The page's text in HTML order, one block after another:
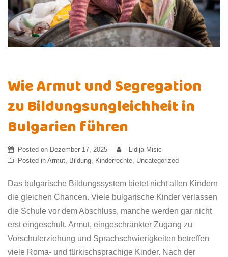
Wie Armut und Segregation
zu Bildungsungleichheit in
Bulgarien führen
Posted on Dezember 17, 2025
Lidija Misic
Posted in Armut Bildung Kinderrechte Uncategorized
Das bulgarische Bildungssystem bietet nicht allen Kindern
die gleichen Chancen. Viele bulgarische Kinder verlassen
die Schule vor dem Abschluss, manche werden gar nicht
erst eingeschult. Armut, eingeschränkter Zugang zu
Vorschulerziehung und Sprachschwierigkeiten betreffen
viele Roma- und türkischsprachige Kinder. Nach der